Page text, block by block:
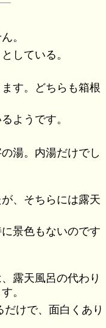
。
している。
す。どちらも箱根
ようです。
湯。内湯だけでし
、そちらには露天
景色もないのです
露天風呂の代わり
。
けで、面白くあり